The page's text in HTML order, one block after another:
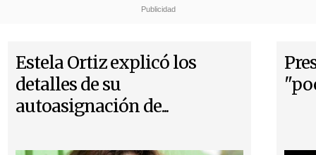
Estela Ortiz explicó los
detalles de su
autoasignación de...